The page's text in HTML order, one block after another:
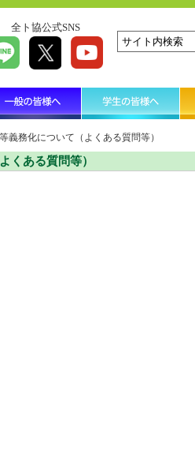
全ト協公式SNS
義務化について（よくある質問等）
くある質問等）